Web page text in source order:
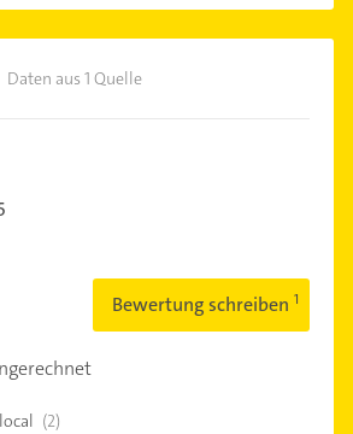
Daten aus 1 Quelle
Bewertung schreiben
(2)